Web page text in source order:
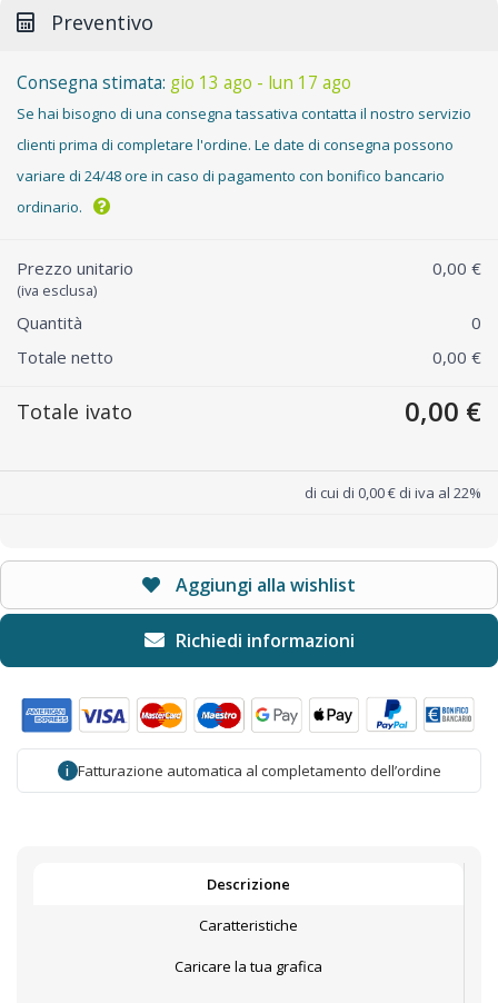
Preventivo
Consegna stimata: gio 13 ago - lun 17 ago
Se hai bisogno di una consegna tassativa contatta il nostro servizio
clienti prima di completare l'ordine. Le date di consegna possono
variare di 24/48 ore in caso di pagamento con bonifico bancario
ordinario.
Prezzo unitario
(iva esclusa)
0,00 €
Quantità
0
Totale netto
0,00 €
Totale ivato 0,00 €
di cui di 0,00 € di iva al 22%
Aggiungi alla wishlist
i Fatturazione automatica al completamento dell’ordine
Descrizione
Caratteristiche
Caricare la tua grafica